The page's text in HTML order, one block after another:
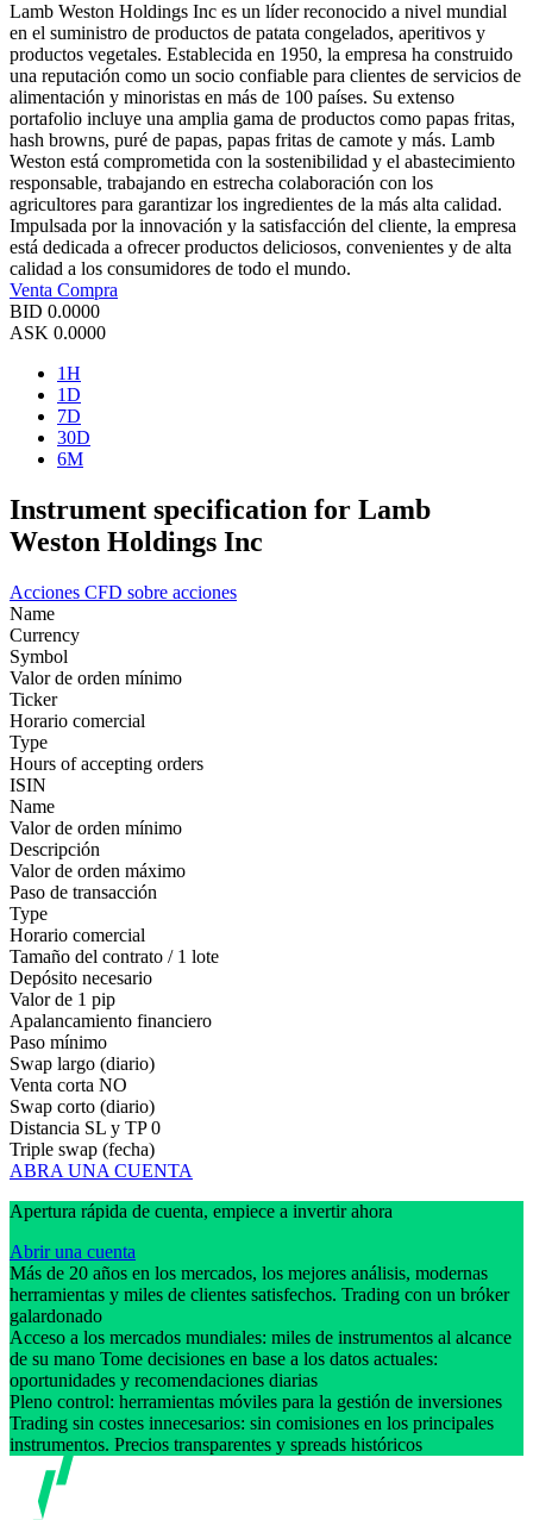
Lamb Weston Holdings Inc es un líder reconocido a nivel mundial
en el suministro de productos de patata congelados, aperitivos y
productos vegetales. Establecida en 1950, la empresa ha construido
una reputación como un socio confiable para clientes de servicios de
alimentación y minoristas en más de 100 países. Su extenso
portafolio incluye una amplia gama de productos como papas fritas,
hash browns, puré de papas, papas fritas de camote y más. Lamb
Weston está comprometida con la sostenibilidad y el abastecimiento
responsable, trabajando en estrecha colaboración con los
agricultores para garantizar los ingredientes de la más alta calidad.
Impulsada por la innovación y la satisfacción del cliente, la empresa
está dedicada a ofrecer productos deliciosos, convenientes y de alta
calidad a los consumidores de todo el mundo.
Venta Compra
BID 0.0000
ASK 0.0000
1H
1D
7D
30D
6M
Instrument specification for Lamb
Weston Holdings Inc
Acciones CFD sobre acciones
Name
Currency
Symbol
Valor de orden mínimo
Ticker
Horario comercial
Type
Hours of accepting orders
ISIN
Name
Valor de orden mínimo
Descripción
Valor de orden máximo
Paso de transacción
Type
Horario comercial
Tamaño del contrato / 1 lote
Depósito necesario
Valor de 1 pip
Apalancamiento financiero
Paso mínimo
Swap largo (diario)
Venta corta NO
Swap corto (diario)
Distancia SL y TP 0
Triple swap (fecha)
ABRA UNA CUENTA
Apertura rápida de cuenta, empiece a invertir ahora
Abrir una cuenta
Más de 20 años en los mercados, los mejores análisis, modernas
herramientas y miles de clientes satisfechos. Trading con un bróker
galardonado
Acceso a los mercados mundiales: miles de instrumentos al alcance
de su mano Tome decisiones en base a los datos actuales:
oportunidades y recomendaciones diarias
Pleno control: herramientas móviles para la gestión de inversiones
Trading sin costes innecesarios: sin comisiones en los principales
instrumentos. Precios transparentes y spreads históricos